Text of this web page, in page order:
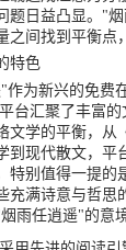
题日益凸显。"
之间找到平衡点
特色
作为新兴的免费
台汇聚了丰富
文学的平衡，从
到现代散文，平
特别值得一提的
充满诗意与哲思
雨任逍遥"的意境